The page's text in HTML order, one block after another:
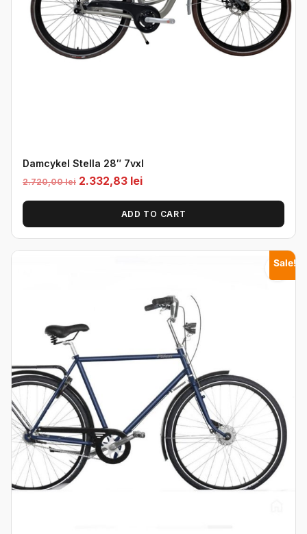
Damcykel Stella 28″ 7vxl
2.720,00lei Original
price
2.720,00
lei.
2.332,83 leiCurrent
price
is:
2.332,83
lei.
ADD TO CART
Sale!